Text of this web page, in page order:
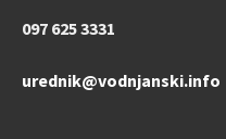
097 625 3331
urednik@vodnjanski.info